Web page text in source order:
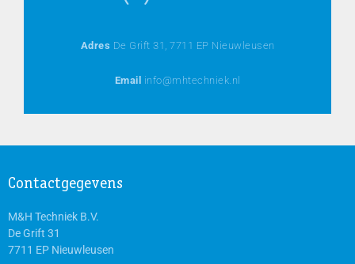
Adres De Grift 31, 7711 EP Nieuwleusen
Email info@mhtechniek.nl
Contactgegevens
M&H Techniek B.V.
De Grift 31
7711 EP Nieuwleusen